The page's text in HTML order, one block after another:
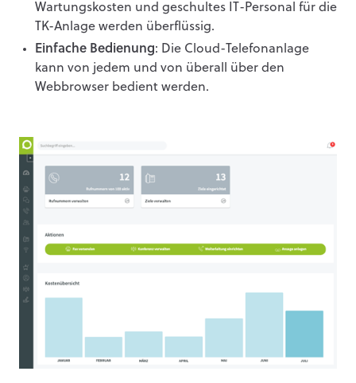
Wartungskosten und geschultes IT-Personal für die
TK-Anlage werden überflüssig.
Einfache Bedienung: Die Cloud-Telefonanlage
kann von jedem und von überall über den
Webbrowser bedient werden.